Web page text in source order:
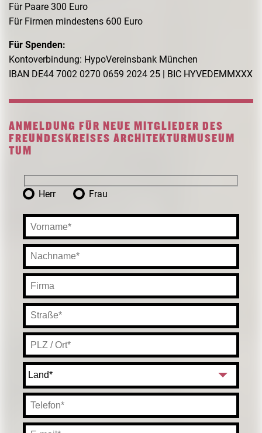
Für Paare 300 Euro
Für Firmen mindestens 600 Euro
Für Spenden:
Kontoverbindung: HypoVereinsbank München
IBAN DE44 7002 0270 0659 2024 25 | BIC HYVEDEMMXXX
ANMELDUNG FÜR NEUE MITGLIEDER DES
FREUNDESKREISES ARCHITEKTURMUSEUM
TUM
Herr Frau